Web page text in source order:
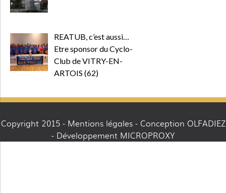
REATUB, c’est aussi…
Etre sponsor du Cyclo-
Club de VITRY-EN-
ARTOIS (62)
Copyright 2015 - Mentions légales- Conception OLFADIEZ
- Développement MICROPROXY